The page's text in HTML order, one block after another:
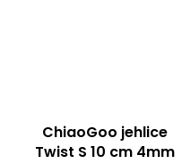
ChiaoGoo jehlice
Twist S 10 cm 4mm